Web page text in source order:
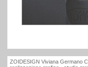
ZOIDESIGN Viviana Germano